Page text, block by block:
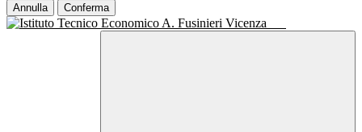
Annulla Conferma